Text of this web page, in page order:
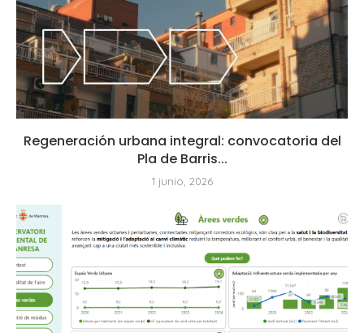
Regeneración urbana integral: convocatoria del
Pla de Barris...
1 junio, 2026